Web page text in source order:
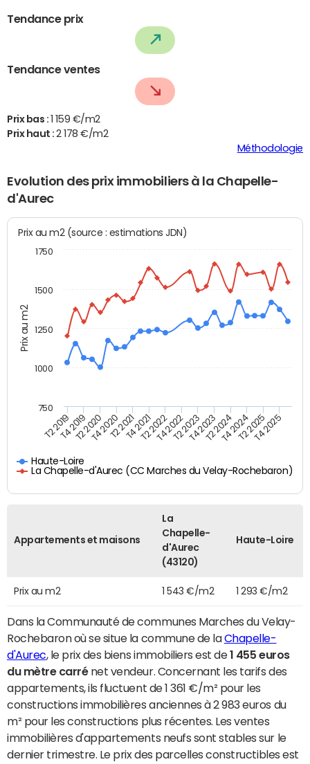
Tendance prix
Tendance ventes
Prix bas :
1 159 €/m2
Prix haut :2 178 €/m2
Méthodologie
Evolution des prix immobiliers à la Chapelle-
d'Aurec
Prix au m2
Prix au m2 (source : estimations JDN)
Haute-Loire
La Chapelle-d'Aurec (CC Marches du Velay-Rochebaron)
T2 2019T4 2019T2 2020T4 2020T2 2021T4 2021T2 2022T4 2022T2 2023T4 2023T2 2024T4 2024T2 2025T4 2025
1000
750
1250
1500
1750
Appartements et maisons
La
Chapelle-
d'Aurec
(43120)
Haute-Loire
Prix au m2 1 543 €/m2 1 293 €/m2
Dans la Communauté de communes Marches du Velay-
Rochebaron où se situe la commune de laChapelle-
d'Aurec, le prix des biens immobiliers est de1 455 euros
du mètre carrénet vendeur. Concernant les tarifs des
appartements, ils fluctuent de 1 361 €/m² pour les
constructions immobilières anciennes à 2 983 euros du
m² pour les constructions plus récentes. Les ventes
immobilières d'appartements neufs sont stables sur le
dernier trimestre. Le prix des parcelles constructibles est